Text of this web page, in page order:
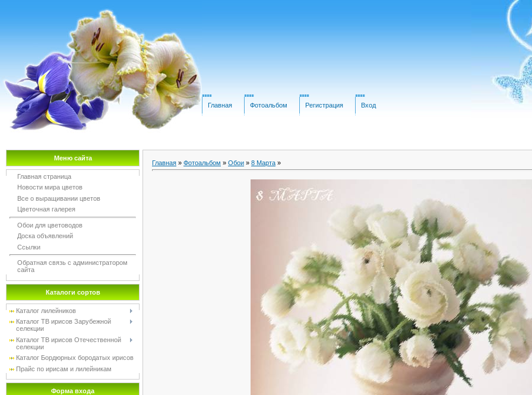
Главная Фотоальбом Регистрация Вход
Меню сайта
Главная страница
Новости мира цветов
Все о выращивании цветов
Цветочная галерея
Обои для цветоводов
Доска объявлений
Ссылки
Обратная связь с администратором
сайта
Каталоги сортов
Каталог лилейников
Каталог TB ирисов Зарубежной
селекции
Каталог TB ирисов Отечественной
селекции
Каталог Бордюрных бородатых ирисов
Прайс по ирисам и лилейникам
Форма входа
Главная » Фотоальбом » Обои » 8 Марта »